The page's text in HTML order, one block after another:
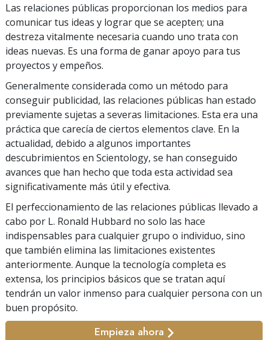
Las relaciones públicas proporcionan los medios para
comunicar tus ideas y lograr que se acepten; una
destreza vitalmente necesaria cuando uno trata con
ideas nuevas. Es una forma de ganar apoyo para tus
proyectos y empeños.
Generalmente considerada como un método para
conseguir publicidad, las relaciones públicas han estado
previamente sujetas a severas limitaciones. Esta era una
práctica que carecía de ciertos elementos clave. En la
actualidad, debido a algunos importantes
descubrimientos en Scientology, se han conseguido
avances que han hecho que toda esta actividad sea
significativamente más útil y efectiva.
El perfeccionamiento de las relaciones públicas llevado a
cabo por L. Ronald Hubbard no solo las hace
indispensables para cualquier grupo o individuo, sino
que también elimina las limitaciones existentes
anteriormente. Aunque la tecnología completa es
extensa, los principios básicos que se tratan aquí
tendrán un valor inmenso para cualquier persona con un
buen propósito.
Empieza ahora